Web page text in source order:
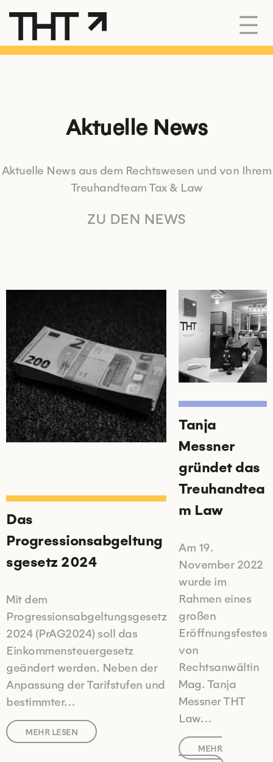
Aktuelle News
Aktuelle News aus dem Rechtswesen und von Ihrem
Treuhandteam Tax & Law
ZU DEN NEWS
Das
Progressionsabgeltung
sgesetz 2024
Mit dem
Progressionsabgeltungsgesetz
2024 (PrAG2024) soll das
Einkommensteuergesetz
geändert werden. Neben der
Anpassung der Tarifstufen und
bestimmter…
MEHR LESEN
Tanja
Messner
gründet das
Treuhandtea
m Law
Am 19.
November 2022
wurde im
Rahmen eines
großen
Eröffnungsfestes
von
Rechtsanwältin
Mag. Tanja
Messner THT
Law…
MEHR